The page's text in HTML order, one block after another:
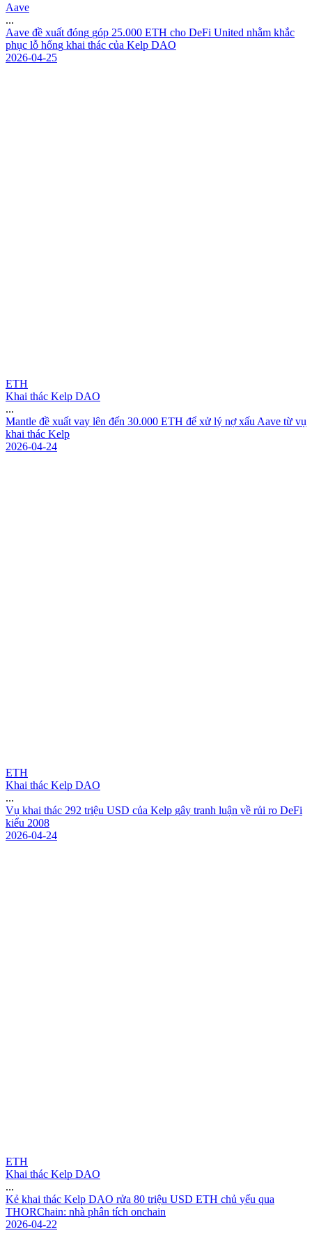
Aave
...
Aave đề xuất đóng góp 25.000 ETH cho DeFi United nhằm khắc
phục lỗ hổng khai thác của Kelp DAO
2026-04-25
ETH
Khai thác Kelp DAO
...
Mantle đề xuất vay lên đến 30.000 ETH để xử lý nợ xấu Aave từ vụ
khai thác Kelp
2026-04-24
ETH
Khai thác Kelp DAO
...
Vụ khai thác 292 triệu USD của Kelp gây tranh luận về rủi ro DeFi
kiểu 2008
2026-04-24
ETH
Khai thác Kelp DAO
...
Kẻ khai thác Kelp DAO rửa 80 triệu USD ETH chủ yếu qua
THORChain: nhà phân tích onchain
2026-04-22